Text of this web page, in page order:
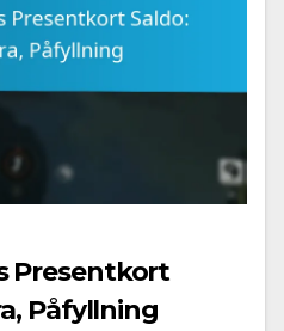
Presentkort
Påfyllning